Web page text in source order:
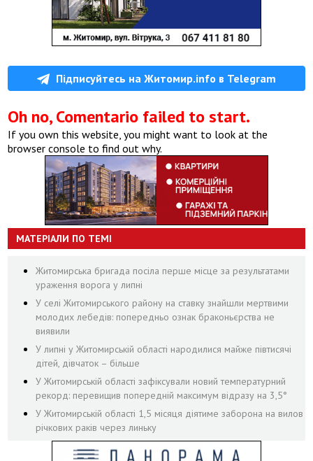
Підписуйтесь на Житомир.info в Telegram
Oh no, Comentario failed to start.
If you own this website, you might want to look at the
browser console to find out why.
МАТЕРІАЛИ ПО ТЕМІ
Житомирська бригада посіла перше місце за результатами
ураження ворога у липні
У селі Житомирського району на ставку знайшли мертвими
молодих лебедів: попередньо ознак браконьєрства не
виявили
У липні у Житомирській області народилися майже півтисячі
дітей, дівчаток – більше
У Житомирській області зафіксували новий температурний
рекорд: перевищив попередній максимум відразу на 3,5°
У Житомирській області 1,5 місяця діятиме заборона на вилов
річкових раків через линьку